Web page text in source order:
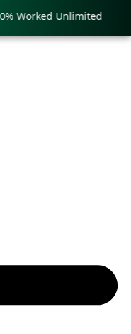
Worked Unlimited